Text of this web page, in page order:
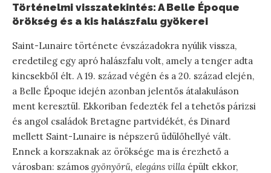
Történelmi visszatekintés: A Belle Époque
örökség és a kis halászfalu gyökerei
Saint-Lunaire története évszázadokra nyúlik vissza,
eredetileg egy apró halászfalu volt, amely a tenger adta
kincsekből élt. A 19. század végén és a 20. század elején,
a Belle Époque idején azonban jelentős átalakuláson
ment keresztül. Ekkoriban fedezték fel a tehetős párizsi
és angol családok Bretagne partvidékét, és Dinard
mellett Saint-Lunaire is népszerű üdülőhellyé vált.
Ennek a korszaknak az öröksége ma is érezhető a
városban: számos gyönyörű, elegáns villa épült ekkor,